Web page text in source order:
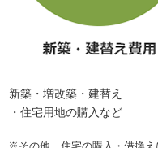
新築・増改築・建替え
・住宅用地の購入など